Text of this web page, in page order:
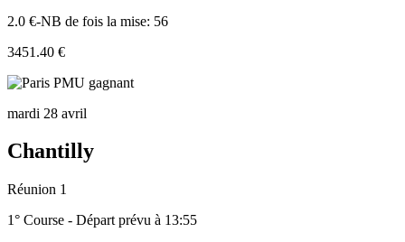
2.0 €-NB de fois la mise: 56
3451.40 €
mardi 28 avril
Chantilly
Réunion 1
1° Course - Départ prévu à 13:55